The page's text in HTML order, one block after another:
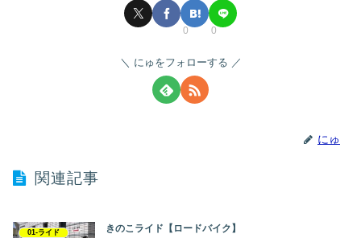
0 0
にゅをフォローする
にゅ
関連記事
01-ライド きのこライド【ロードバイク】